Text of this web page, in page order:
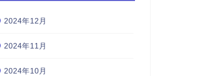
2024年12月
2024年11月
2024年10月